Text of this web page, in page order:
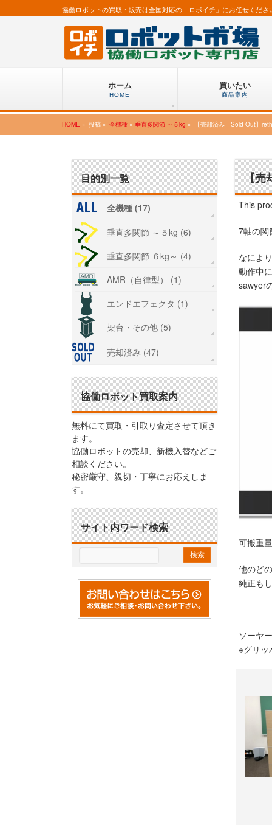
協働ロボットの買取・販売は全国対応の「ロボイチ」にお任せくださ
ホーム
HOME
買いたい
商品案内
HOME » 投稿 » 全機種 » 垂直多関節 ～５kg » 【売却済み Sold Out】
【売
This
7軸の関
なによ
動作中
sawyer
可搬重
他のど
純正も
ソーヤ
※グリッ
目的別一覧
全機種 (17)
垂直多関節 ～５kg (6)
垂直多関節 ６kg～ (4)
AMR（自律型） (1)
エンドエフェクタ (1)
架台・その他 (5)
売却済み (47)
協働ロボット買取案内
無料にて買取・引取り査定させて頂き
ます。
協働ロボットの売却、新機入替などご
相談ください。
秘密厳守、親切・丁寧にお応えしま
す。
サイト内ワード検索